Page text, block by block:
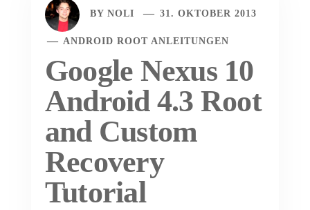
BY NOLI 31. OKTOBER 2013
ANDROID ROOT ANLEITUNGEN
Google Nexus 10
Android 4.3 Root
and Custom
Recovery
Tutorial